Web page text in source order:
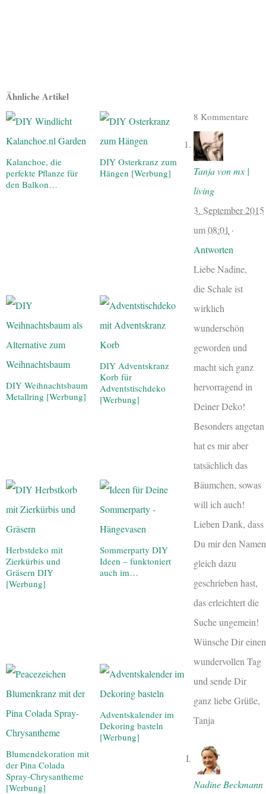
Ähnliche Artikel
Kalanchoe, die
perfekte Pflanze für
den Balkon…
DIY Osterkranz zum
Hängen [Werbung]
DIY Weihnachtsbaum
Metallring [Werbung]
DIY Adventskranz
Korb für
Adventstischdeko
[Werbung]
Herbstdeko mit
Zierkürbis und
Gräsern DIY
[Werbung]
Sommerparty DIY
Ideen – funktoniert
auch im…
Blumendekoration mit
der Pina Colada
Spray-Chrysantheme
[Werbung]
Adventskalender im
Dekoring basteln
[Werbung]
8 Kommentare
Tanja von mx |
living
3. September 2015
um08:01 ·
Antworten
Liebe Nadine,
die Schale ist
wirklich
wunderschön
geworden und
macht sich ganz
hervorragend in
Deiner Deko!
Besonders angetan
hat es mir aber
tatsächlich das
Bäumchen, sowas
will ich auch!
Lieben Dank, dass
Du mir den Namen
gleich dazu
geschrieben hast,
das erleichtert die
Suche ungemein!
Wünsche Dir einen
wundervollen Tag
und sende Dir
ganz liebe Grüße,
Tanja
Nadine Beckmann